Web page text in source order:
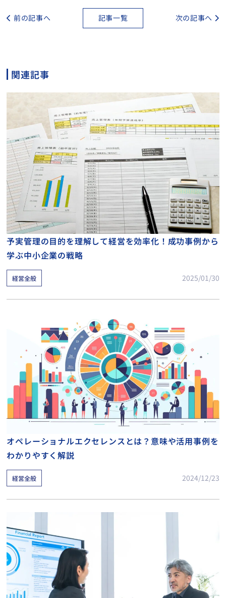
前の記事へ 記事一覧 次の記事へ
関連記事
予実管理の目的を理解して経営を効率化！成功事例から
学ぶ中小企業の戦略
経営全般 2025/01/30
オペレーショナルエクセレンスとは？意味や活用事例を
わかりやすく解説
経営全般 2024/12/23